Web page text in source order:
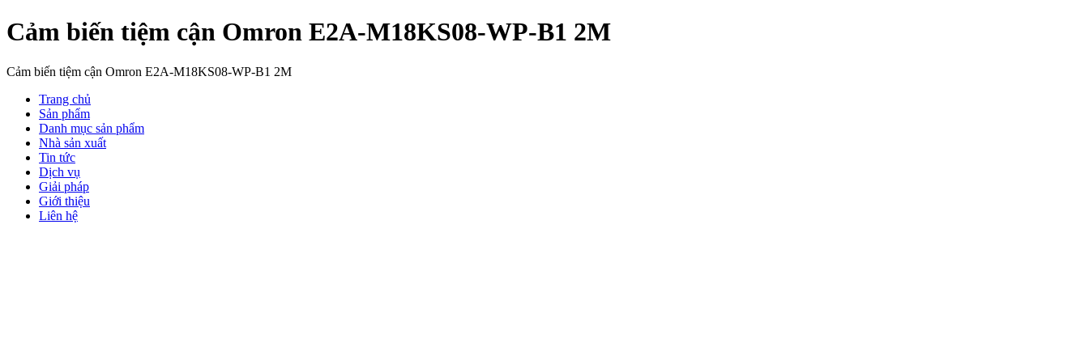
Cảm biến tiệm cận Omron E2A-M18KS08-WP-B1 2M
Cảm biến tiệm cận Omron E2A-M18KS08-WP-B1 2M
Trang chủ
Sản phẩm
Danh mục sản phẩm
Nhà sản xuất
Tin tức
Dịch vụ
Giải pháp
Giới thiệu
Liên hệ